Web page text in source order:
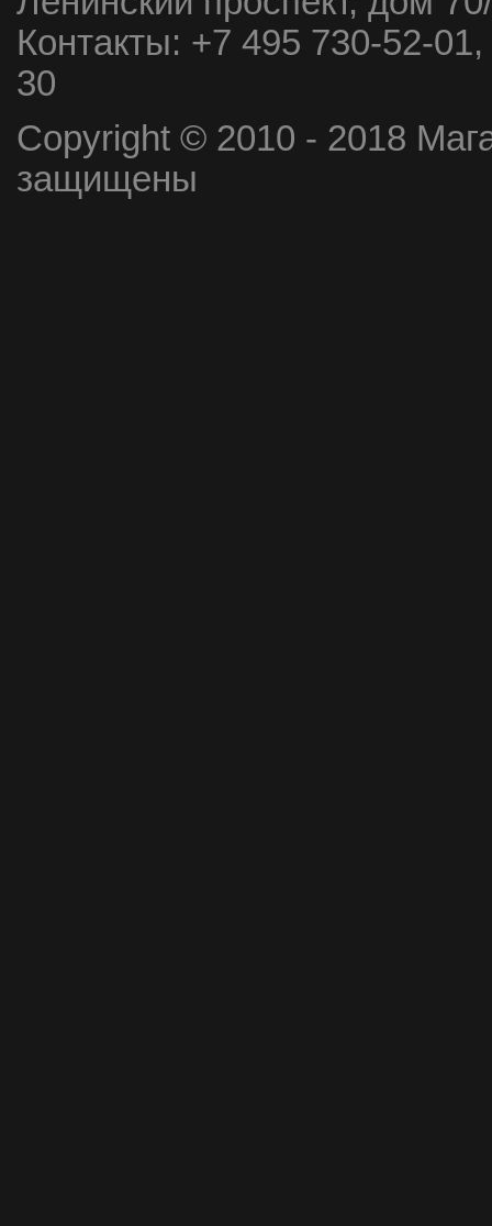
Контакты: +7 495 730-52-
30
Copyright © 2010 - 2018
защищены